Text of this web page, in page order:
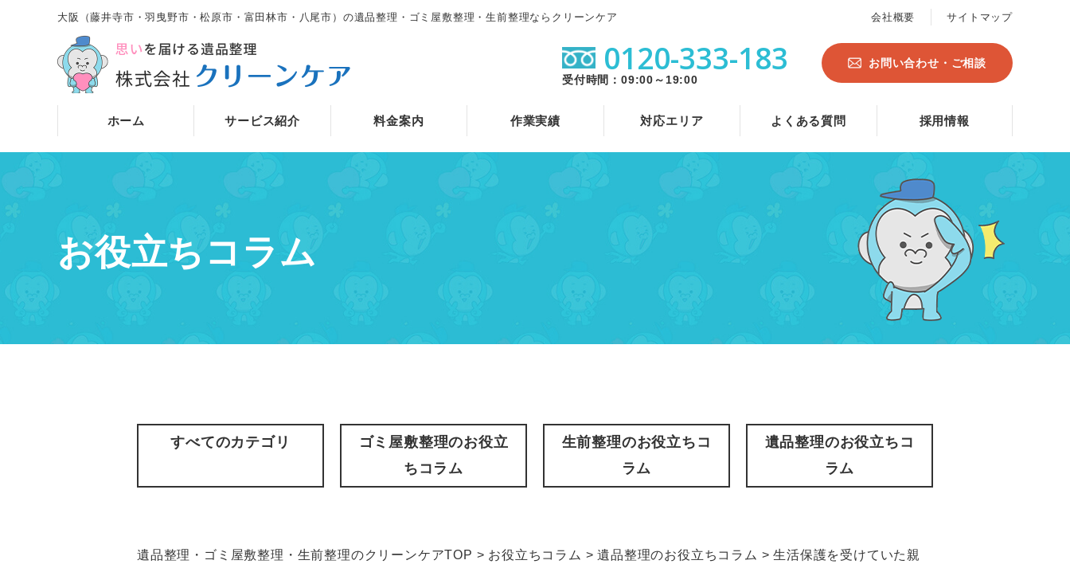
大阪（藤井寺市・羽曳野市・松原市・富田林市・八尾市）の遺品整理・ゴミ屋敷整理・生前整理ならクリーンケア 会社概要 サイトマップ
0120-333-183
受付時間：09:00～19:00
お問い合わせ・ご相談
ホーム サービス紹介 料金案内 作業実績 対応エリア よくある質問 採用情報
お役立ちコラム
すべてのカテゴリ
ゴミ屋敷整理のお役立
ちコラム
生前整理のお役立ちコ
ラム
遺品整理のお役立ちコ
ラム
遺品整理・ゴミ屋敷整理・生前整理のクリーンケアTOP > お役立ちコラム >遺品整理のお役立ちコラム >生活保護を受けていた親